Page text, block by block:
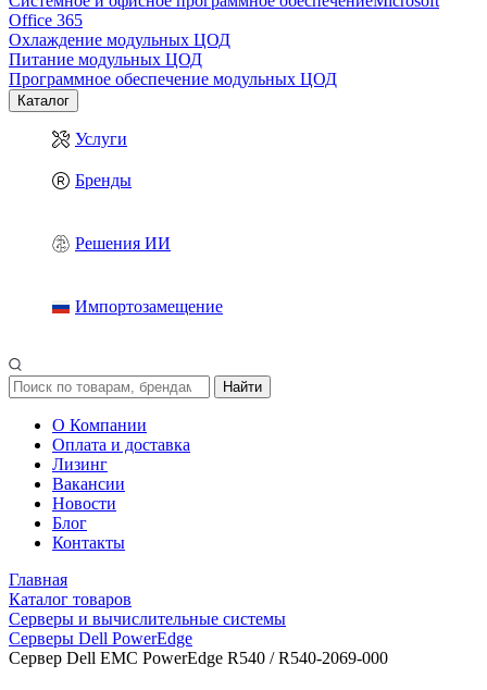
Office 365
Охлаждение модульных ЦОД
Питание модульных ЦОД
Программное обеспечение модульных ЦОД
Каталог
Услуги
Бренды
Решения ИИ
Импортозамещение
Найти
О Компании
Оплата и доставка
Лизинг
Вакансии
Новости
Блог
Контакты
Главная
Каталог товаров
Серверы и вычислительные системы
Серверы Dell PowerEdge
Сервер Dell EMC PowerEdge R540 / R540-2069-000